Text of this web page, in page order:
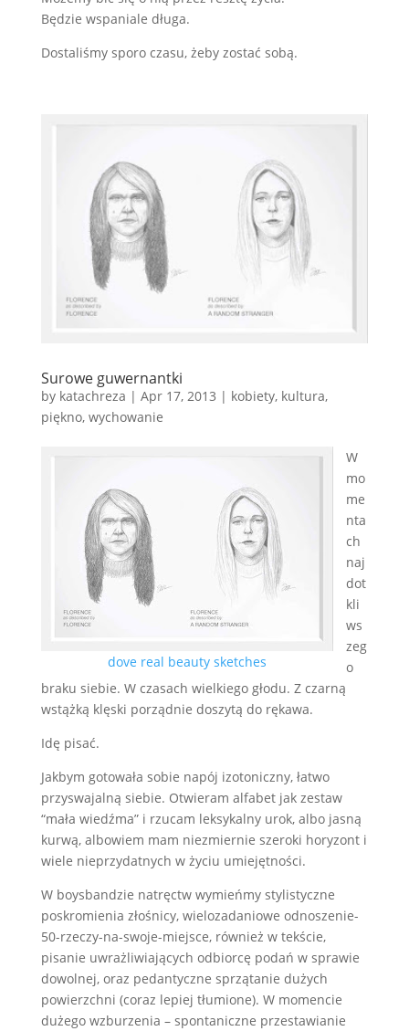
Będzie wspaniale długa.
Dostaliśmy sporo czasu, żeby zostać sobą.
Surowe guwernantki
by katachreza | Apr 17, 2013 | kobiety, kultura,
piękno, wychowanie
dove real beauty sketches
W
mo
me
nta
ch
naj
dot
kli
ws
zeg
o
braku siebie. W czasach wielkiego głodu. Z czarną
wstążką klęski porządnie doszytą do rękawa.
Idę pisać.
Jakbym gotowała sobie napój izotoniczny, łatwo
przyswajalną siebie. Otwieram alfabet jak zestaw
“mała wiedźma” i rzucam leksykalny urok, albo jasną
kurwą, albowiem mam niezmiernie szeroki horyzont i
wiele nieprzydatnych w życiu umiejętności.
W boysbandzie natręctw wymieńmy stylistyczne
poskromienia złośnicy, wielozadaniowe odnoszenie-
50-rzeczy-na-swoje-miejsce, również w tekście,
pisanie uwrażliwiających odbiorcę podań w sprawie
dowolnej, oraz pedantyczne sprzątanie dużych
powierzchni (coraz lepiej tłumione). W momencie
dużego wzburzenia – spontaniczne przestawianie